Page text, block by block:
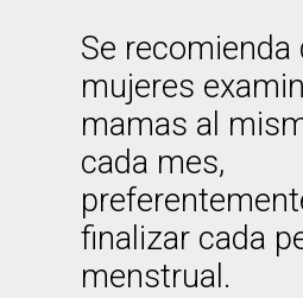
Se recomienda
mujeres
mamas al
cada mes,
finalizar cada
menstrual.